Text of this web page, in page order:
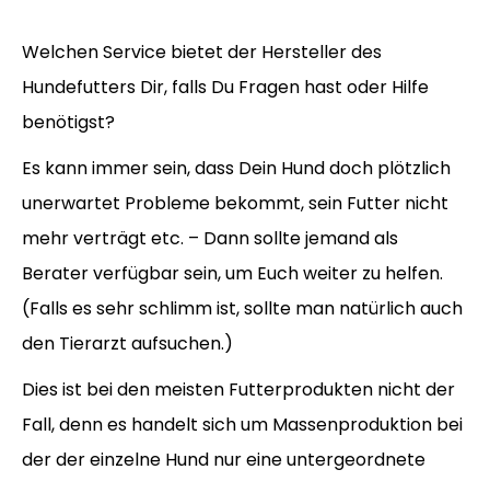
Welchen Service bietet der Hersteller des
Hundefutters Dir, falls Du Fragen hast oder Hilfe
benötigst?
Es kann immer sein, dass Dein Hund doch plötzlich
unerwartet Probleme bekommt, sein Futter nicht
mehr verträgt etc. – Dann sollte jemand als
Berater verfügbar sein, um Euch weiter zu helfen.
(Falls es sehr schlimm ist, sollte man natürlich auch
den Tierarzt aufsuchen.)
Dies ist bei den meisten Futterprodukten nicht der
Fall, denn es handelt sich um Massenproduktion bei
der der einzelne Hund nur eine untergeordnete